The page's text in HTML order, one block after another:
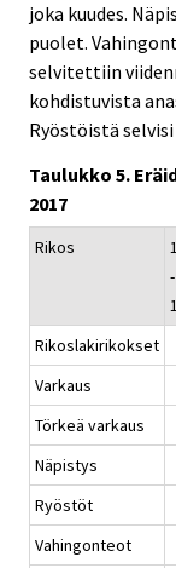
joka kuudes.
puolet.
selvitettiin
kohdistuvista
Ryöstöistä
Taulukko 5.
2017
Rikos
-
Rikoslakirikokset
Varkaus
Törkeä varkaus
Näpistys
Ryöstöt
Vahingonteot